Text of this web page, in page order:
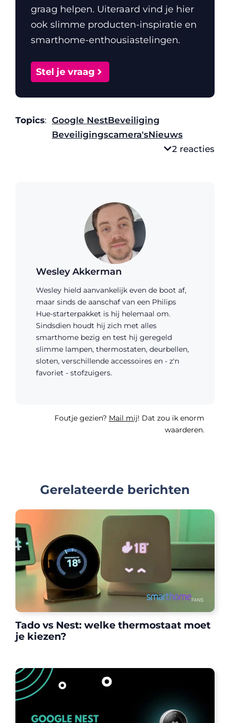
graag helpen. Uiteraard vind je hier
ook slimme producten-inspiratie en
smarthome-enthousiastelingen.
Stel je vraag
Topics: Google NestBeveiliging
Beveiligingscamera'sNieuws
2 reacties
Wesley Akkerman
Wesley hield aanvankelijk even de boot af,
maar sinds de aanschaf van een Philips
Hue-starterpakket is hij helemaal om.
Sindsdien houdt hij zich met alles
smarthome bezig en test hij geregeld
slimme lampen, thermostaten, deurbellen,
sloten, verschillende accessoires en - z'n
favoriet - stofzuigers.
Foutje gezien? Mail mij! Dat zou ik enorm
waarderen.
Gerelateerde berichten
Tado vs Nest: welke thermostaat moet
je kiezen?